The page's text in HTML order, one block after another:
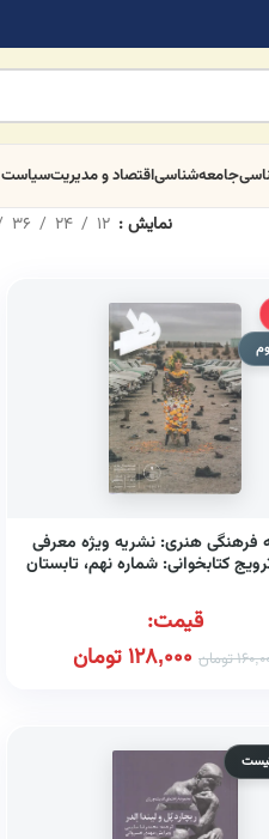
جامعه‌شناسیاقتصاد و مدیریتسیاست
نمایش 12
24
36
فرهنگی هنری: نشریه ویژه معرفی
کتابخوانی: شماره نهم، تابستان
قیمت:
تومان 128,000تومان